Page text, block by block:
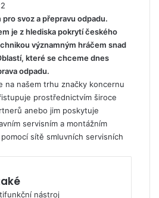
svoz a přepravu odpadu.
je z hlediska pokrytí českého
významným hráčem snad
které se chceme dnes
odpadu.
na našem trhu značky koncernu
prostřednictvím široce
anebo jim poskytuje
servisním a montážním
sítě smluvních servisních